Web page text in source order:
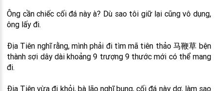
Ông cần chiếc cối đá này à? Dù sao tôi giữ lại cũng vô dụng,
ông lấy đi.
Địa Tiên nghĩ rằng, mình phải đi tìm mã tiên thảo 马鞭草 bện
thành sợi dây dài khoảng 9 trượng 9 thước mới có thể mang
đi.
Địa Tiên vừa đi khỏi, bà lão nghĩ bụng, cối đá này dơ, làm sao